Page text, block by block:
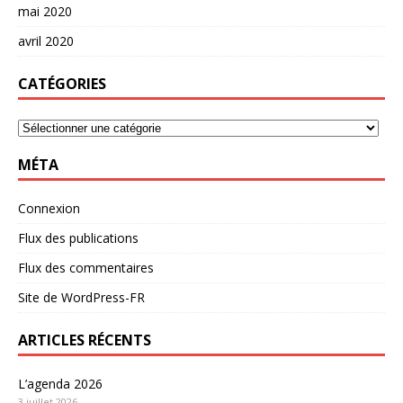
mai 2020
avril 2020
CATÉGORIES
MÉTA
Connexion
Flux des publications
Flux des commentaires
Site de WordPress-FR
ARTICLES RÉCENTS
L’agenda 2026